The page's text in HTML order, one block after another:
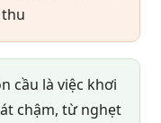
cầu là việc khơi
chậm, từ nghẹt